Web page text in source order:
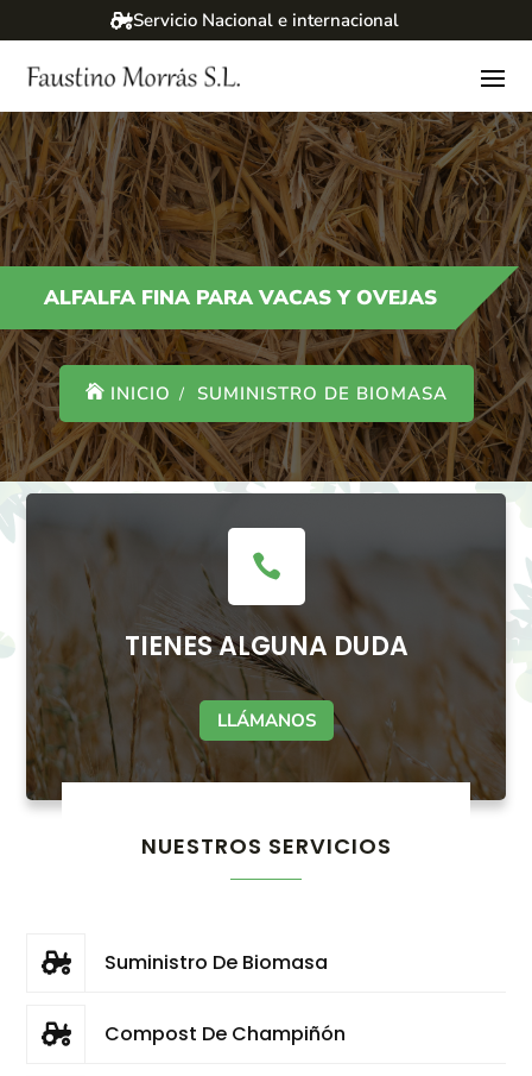
Servicio Nacional e internacional
ALFALFA FINA PARA VACAS Y OVEJAS
INICIO SUMINISTRO DE BIOMASA
TIENES ALGUNA DUDA
LLÁMANOS
NUESTROS SERVICIOS
 Suministro De Biomasa
 Compost De Champiñón